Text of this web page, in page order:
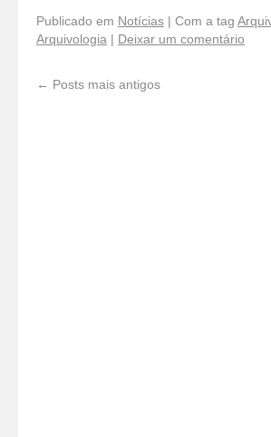
Publicado em Notícias | Com a tag
Arquivologia | Deixar um comentário
← Posts mais antigos